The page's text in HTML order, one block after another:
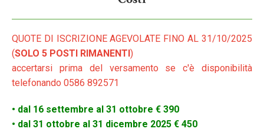
QUOTE DI ISCRIZIONE AGEVOLATE FINO AL 31/10/2025
(SOLO 5 POSTI RIMANENTI)
accertarsi prima del versamento se c'è disponibilità
telefonando 0586 892571
• dal 16 settembre al 31 ottobre € 390
• dal 31 ottobre al 31 dicembre 2025 € 450